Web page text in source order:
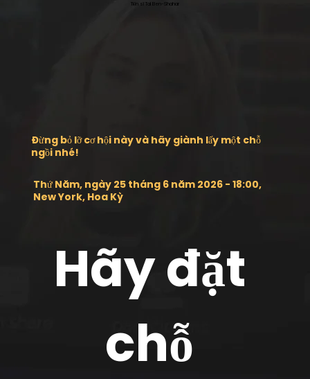
Tiến sĩ Tal Ben-Shahar
Đừng bỏ lỡ cơ hội này và hãy giành lấy một chỗ
ngồi nhé!
Thứ Năm, ngày 25 tháng 6 năm 2026 - 18:00,
New York, Hoa Kỳ
Hãy đặt
chỗ